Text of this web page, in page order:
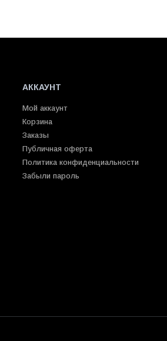
АККАУНТ
Мой аккаунт
Корзина
Заказы
Публичная оферта
Политика конфиденциальности
Забыли пароль